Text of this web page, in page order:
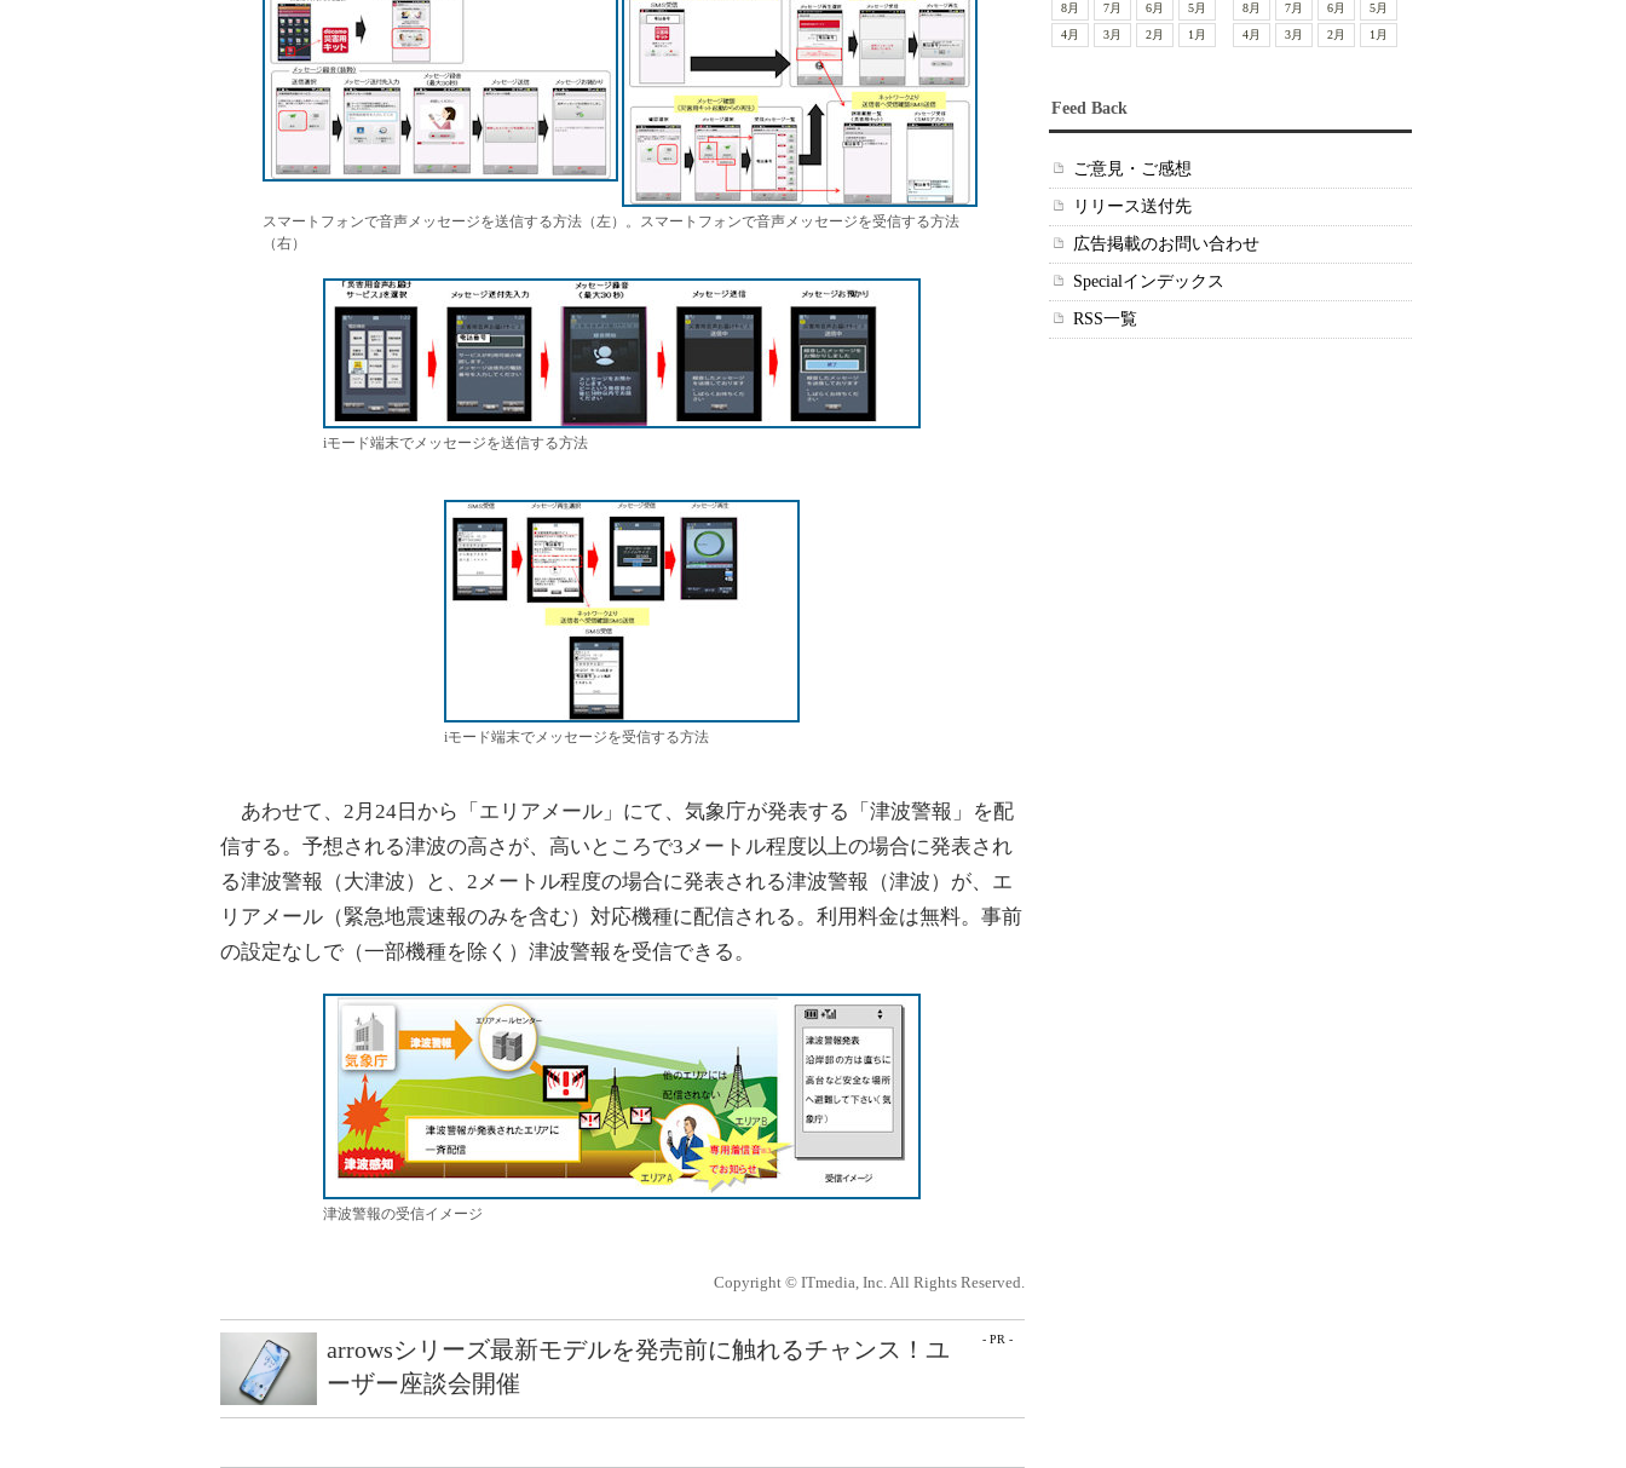
スマートフォンで音声メッセージを送信する方法（左）。スマートフォンで音声メッセージを受信する方法
（右）
iモード端末でメッセージを送信する方法
iモード端末でメッセージを受信する方法
あわせて、2月24日から「エリアメール」にて、気象庁が発表する「津波警報」を配
信する。予想される津波の高さが、高いところで3メートル程度以上の場合に発表され
る津波警報（大津波）と、2メートル程度の場合に発表される津波警報（津波）が、エ
リアメール（緊急地震速報のみを含む）対応機種に配信される。利用料金は無料。事前
の設定なしで（一部機種を除く）津波警報を受信できる。
津波警報の受信イメージ
Copyright © ITmedia, Inc. All Rights Reserved.
- PR -
arrowsシリーズ最新モデルを発売前に触れるチャンス！ユ
ーザー座談会開催
8月
7月 6月
5月
4月
3月 2月 1月
8月
7月 6月
5月
4月
3月 2月 1月
Feed Back
ご意見・ご感想
リリース送付先
広告掲載のお問い合わせ
Specialインデックス
RSS一覧